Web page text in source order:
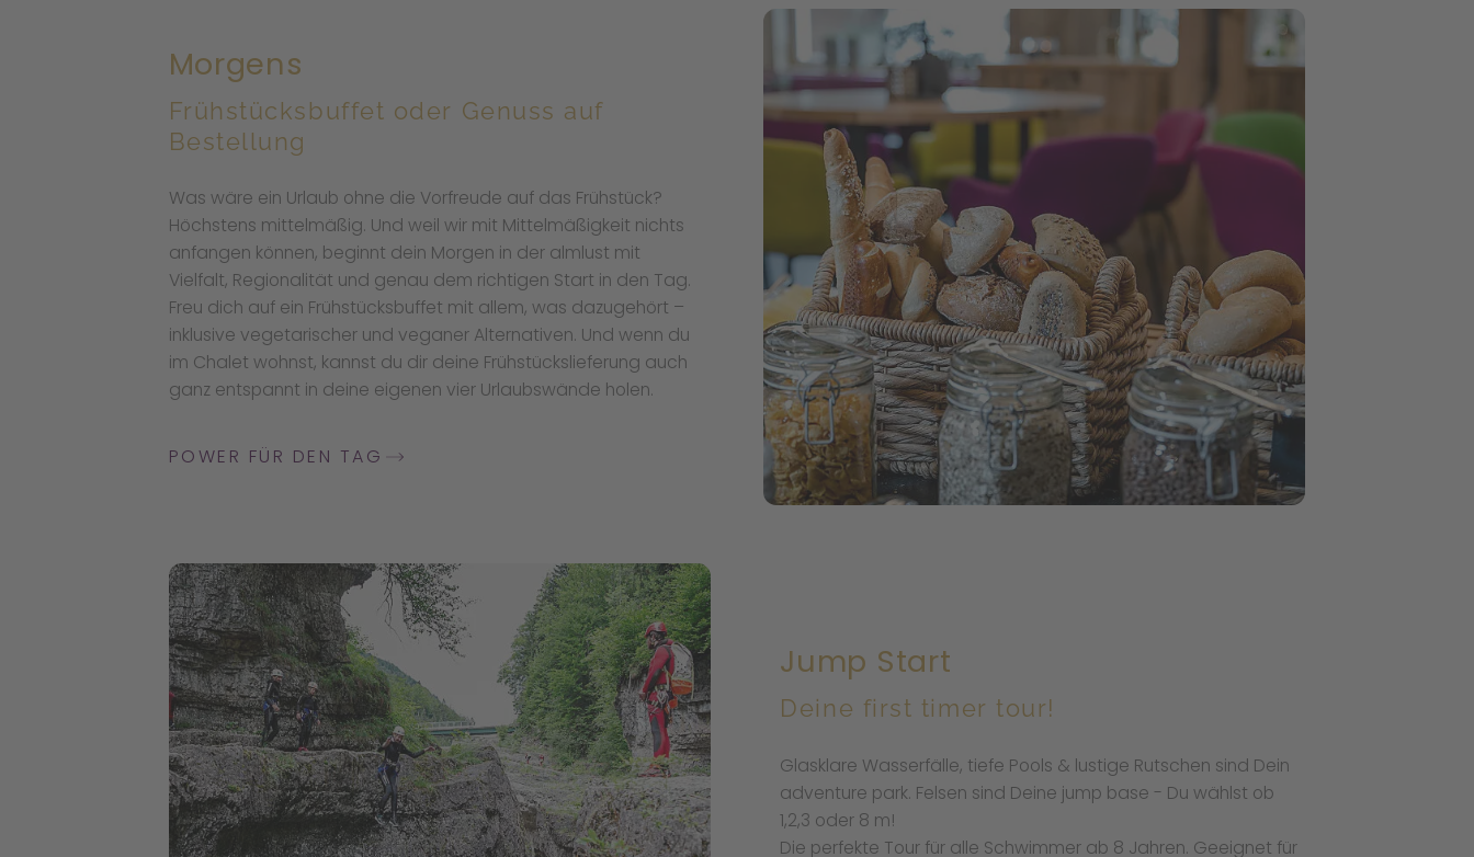
Morgens
Frühstücksbuffet oder Genuss auf
Bestellung
Was wäre ein Urlaub ohne die Vorfreude auf das Frühstück?
Höchstens mittelmäßig. Und weil wir mit Mittelmäßigkeit nichts
anfangen können, beginnt dein Morgen in der almlust mit
Vielfalt, Regionalität und genau dem richtigen Start in den Tag.
Freu dich auf ein Frühstücksbuffet mit allem, was dazugehört –
inklusive vegetarischer und veganer Alternativen. Und wenn du
im Chalet wohnst, kannst du dir deine Frühstückslieferung auch
ganz entspannt in deine eigenen vier Urlaubswände holen.
POWER FÜR DEN TAG
Jump Start
Deine first timer tour!
Glasklare Wasserfälle, tiefe Pools & lustige Rutschen sind Dein
adventure park. Felsen sind Deine jump base - Du wählst ob
1,2,3 oder 8 m!
Die perfekte Tour für alle Schwimmer ab 8 Jahren. Geeignet für